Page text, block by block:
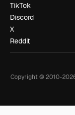
TikTok
Discord
X
Reddit
Copyright © 2010-